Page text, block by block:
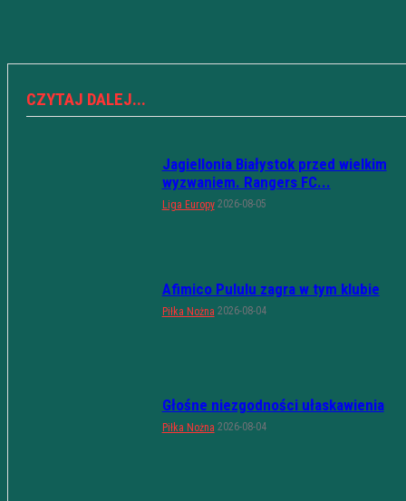
CZYTAJ DALEJ...
Jagiellonia Białystok przed wielkim
wyzwaniem. Rangers FC...
Liga Europy 2026-08-05
Afimico Pululu zagra w tym klubie
Piłka Nożna 2026-08-04
Głośne niezgodności ułaskawienia
Piłka Nożna 2026-08-04